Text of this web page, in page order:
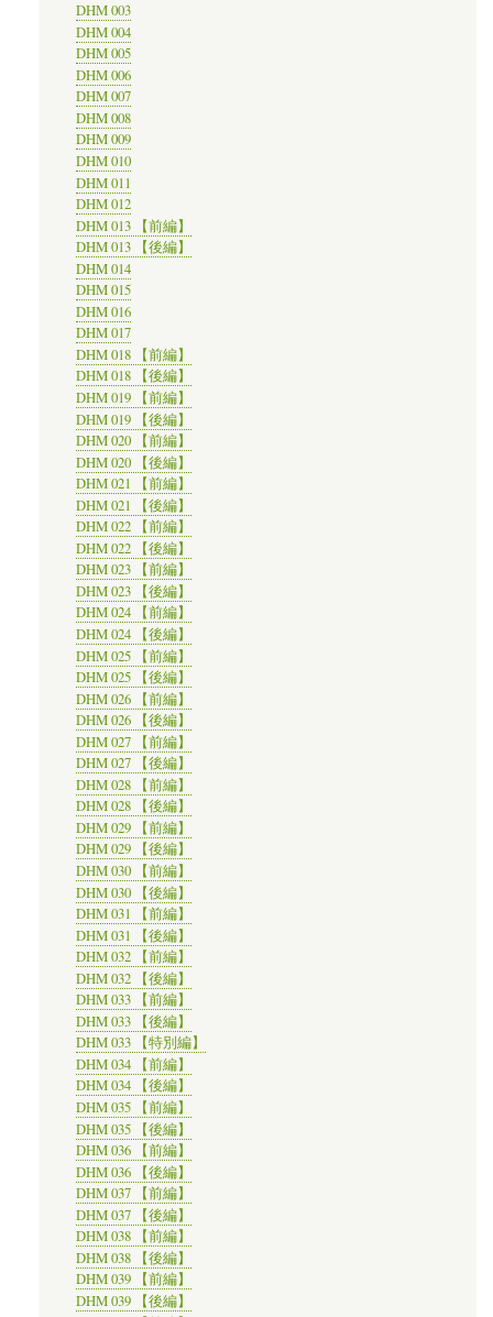
DHM 003
DHM 004
DHM 005
DHM 006
DHM 007
DHM 008
DHM 009
DHM 010
DHM 011
DHM 012
DHM 013 【前編】
DHM 013 【後編】
DHM 014
DHM 015
DHM 016
DHM 017
DHM 018 【前編】
DHM 018 【後編】
DHM 019 【前編】
DHM 019 【後編】
DHM 020 【前編】
DHM 020 【後編】
DHM 021 【前編】
DHM 021 【後編】
DHM 022 【前編】
DHM 022 【後編】
DHM 023 【前編】
DHM 023 【後編】
DHM 024 【前編】
DHM 024 【後編】
DHM 025 【前編】
DHM 025 【後編】
DHM 026 【前編】
DHM 026 【後編】
DHM 027 【前編】
DHM 027 【後編】
DHM 028 【前編】
DHM 028 【後編】
DHM 029 【前編】
DHM 029 【後編】
DHM 030 【前編】
DHM 030 【後編】
DHM 031 【前編】
DHM 031 【後編】
DHM 032 【前編】
DHM 032 【後編】
DHM 033 【前編】
DHM 033 【後編】
DHM 033 【特別編】
DHM 034 【前編】
DHM 034 【後編】
DHM 035 【前編】
DHM 035 【後編】
DHM 036 【前編】
DHM 036 【後編】
DHM 037 【前編】
DHM 037 【後編】
DHM 038 【前編】
DHM 038 【後編】
DHM 039 【前編】
DHM 039 【後編】